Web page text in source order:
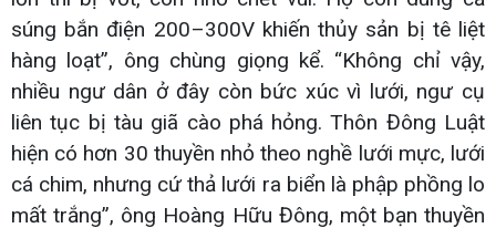
súng bắn điện 200–300V khiến thủy sản bị tê liệt
hàng loạt”, ông chùng giọng kể. “Không chỉ vậy,
nhiều ngư dân ở đây còn bức xúc vì lưới, ngư cụ
liên tục bị tàu giã cào phá hỏng. Thôn Đông Luật
hiện có hơn 30 thuyền nhỏ theo nghề lưới mực, lưới
cá chim, nhưng cứ thả lưới ra biển là phập phồng lo
mất trắng”, ông Hoàng Hữu Đông, một bạn thuyền